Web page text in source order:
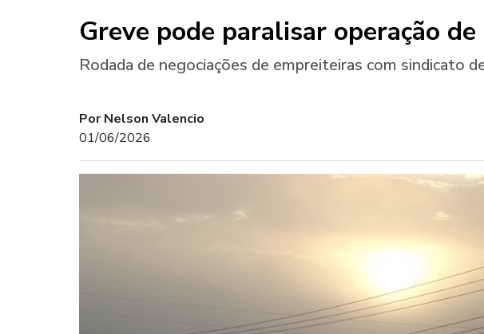
Greve pode paralisar operação
Rodada de negociações de empreiteiras com sindicato
Por Nelson Valencio
01/06/2026